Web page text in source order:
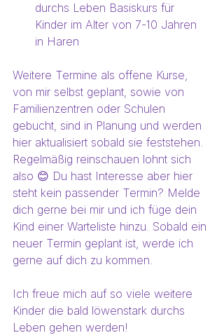
durchs Leben Basiskurs für
Kinder im Alter von 7-10 Jahren
in Haren
Weitere Termine als offene Kurse,
von mir selbst geplant, sowie von
Familienzentren oder Schulen
gebucht, sind in Planung und werden
hier aktualisiert sobald sie feststehen.
Regelmäßig reinschauen lohnt sich
also 😊 Du hast Interesse aber hier
steht kein passender Termin? Melde
dich gerne bei mir und ich füge dein
Kind einer Warteliste hinzu. Sobald ein
neuer Termin geplant ist, werde ich
gerne auf dich zu kommen.
Ich freue mich auf so viele weitere
Kinder die bald löwenstark durchs
Leben gehen werden!